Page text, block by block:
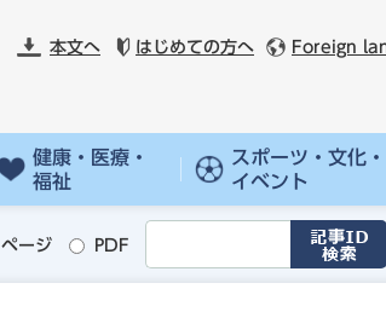
本文へ はじめての方へ Foreign
健康・医療・
福祉
スポーツ・文化・
イベント
ページ PDF